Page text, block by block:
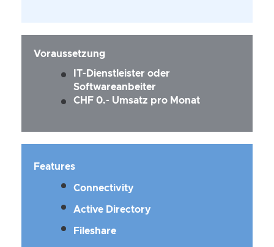
Voraussetzung
IT-Dienstleister oder
Softwareanbeiter
CHF 0.- Umsatz pro Monat
Features
Connectivity
Active Directory
Fileshare